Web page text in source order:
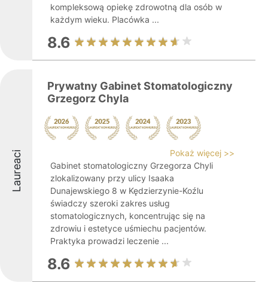
kompleksową opiekę zdrowotną dla osób w
każdym wieku. Placówka ...
8.6
Laureaci
Prywatny Gabinet Stomatologiczny
Grzegorz Chyla
Pokaż więcej >>
Gabinet stomatologiczny Grzegorza Chyli
zlokalizowany przy ulicy Isaaka
Dunajewskiego 8 w Kędzierzynie-Koźlu
świadczy szeroki zakres usług
stomatologicznych, koncentrując się na
zdrowiu i estetyce uśmiechu pacjentów.
Praktyka prowadzi leczenie ...
8.6